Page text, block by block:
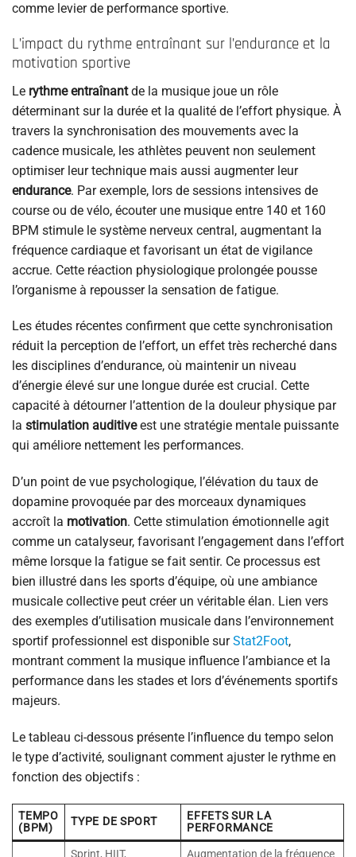
comme levier de performance sportive.
L’impact du rythme entraînant sur l’endurance et la
motivation sportive
Le rythme entraînantde la musique joue un rôle
déterminant sur la durée et la qualité de l’effort physique. À
travers la synchronisation des mouvements avec la
cadence musicale, les athlètes peuvent non seulement
optimiser leur technique mais aussi augmenter leur
endurance. Par exemple, lors de sessions intensives de
course ou de vélo, écouter une musique entre 140 et 160
BPM stimule le système nerveux central, augmentant la
fréquence cardiaque et favorisant un état de vigilance
accrue. Cette réaction physiologique prolongée pousse
l’organisme à repousser la sensation de fatigue.
Les études récentes confirment que cette synchronisation
réduit la perception de l’effort, un effet très recherché dans
les disciplines d’endurance, où maintenir un niveau
d’énergie élevé sur une longue durée est crucial. Cette
capacité à détourner l’attention de la douleur physique par
la stimulation auditiveest une stratégie mentale puissante
qui améliore nettement les performances.
D’un point de vue psychologique, l’élévation du taux de
dopamine provoquée par des morceaux dynamiques
accroît la motivation. Cette stimulation émotionnelle agit
comme un catalyseur, favorisant l’engagement dans l’effort
même lorsque la fatigue se fait sentir. Ce processus est
bien illustré dans les sports d’équipe, où une ambiance
musicale collective peut créer un véritable élan. Lien vers
des exemples d’utilisation musicale dans l’environnement
sportif professionnel est disponible surStat2Foot,
montrant comment la musique influence l’ambiance et la
performance dans les stades et lors d’événements sportifs
majeurs.
Le tableau ci-dessous présente l’influence du tempo selon
le type d’activité, soulignant comment ajuster le rythme en
fonction des objectifs :
TEMPO
(BPM)
TYPE DE SPORT
EFFETS SUR LA
PERFORMANCE
Sprint, HIIT, Augmentation de la fréquence